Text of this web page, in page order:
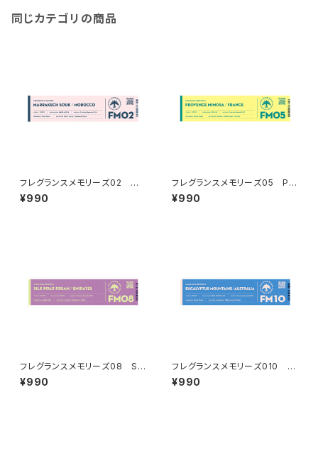
同じカテゴリの商品
フレグランスメモリーズ02 MA
RRAKECH SOUK
¥990
フレグランスメモリーズ05 PR
OVENCE MIMOSA
¥990
フレグランスメモリーズ08 SIL
K ROAD DREAM
¥990
フレグランスメモリーズ010 E
UCALYPTUS MOUNTAINS
¥990